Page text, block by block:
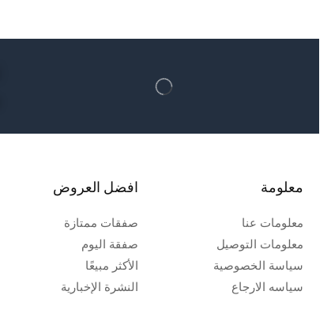
معلومة
معلومات عنا
معلومات التوصيل
سياسة الخصوصية
سياسه الارجاع
افضل العروض
صفقات ممتازة
صفقة اليوم
الأكثر مبيعًا
النشرة الإخبارية